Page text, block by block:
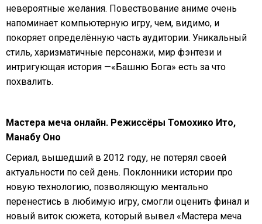
невероятные желания. Повествование аниме очень
напоминает компьютерную игру, чем, видимо, и
покоряет определённую часть аудитории. Уникальный
стиль, харизматичные персонажи, мир фэнтези и
интригующая история —«Башню Бога» есть за что
похвалить.
Мастера меча онлайн. Режиссёры Томохико Ито,
Манабу Оно
Сериал, вышедший в 2012 году, не потерял своей
актуальности по сей день. Поклонники истории про
новую технологию, позволяющую ментально
перенестись в любимую игру, смогли оценить финал и
новый виток сюжета, который вывел «Мастера меча